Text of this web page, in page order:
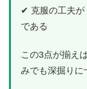
✔ 克服の工夫が
である
この3点が揃え
みでも深掘りに